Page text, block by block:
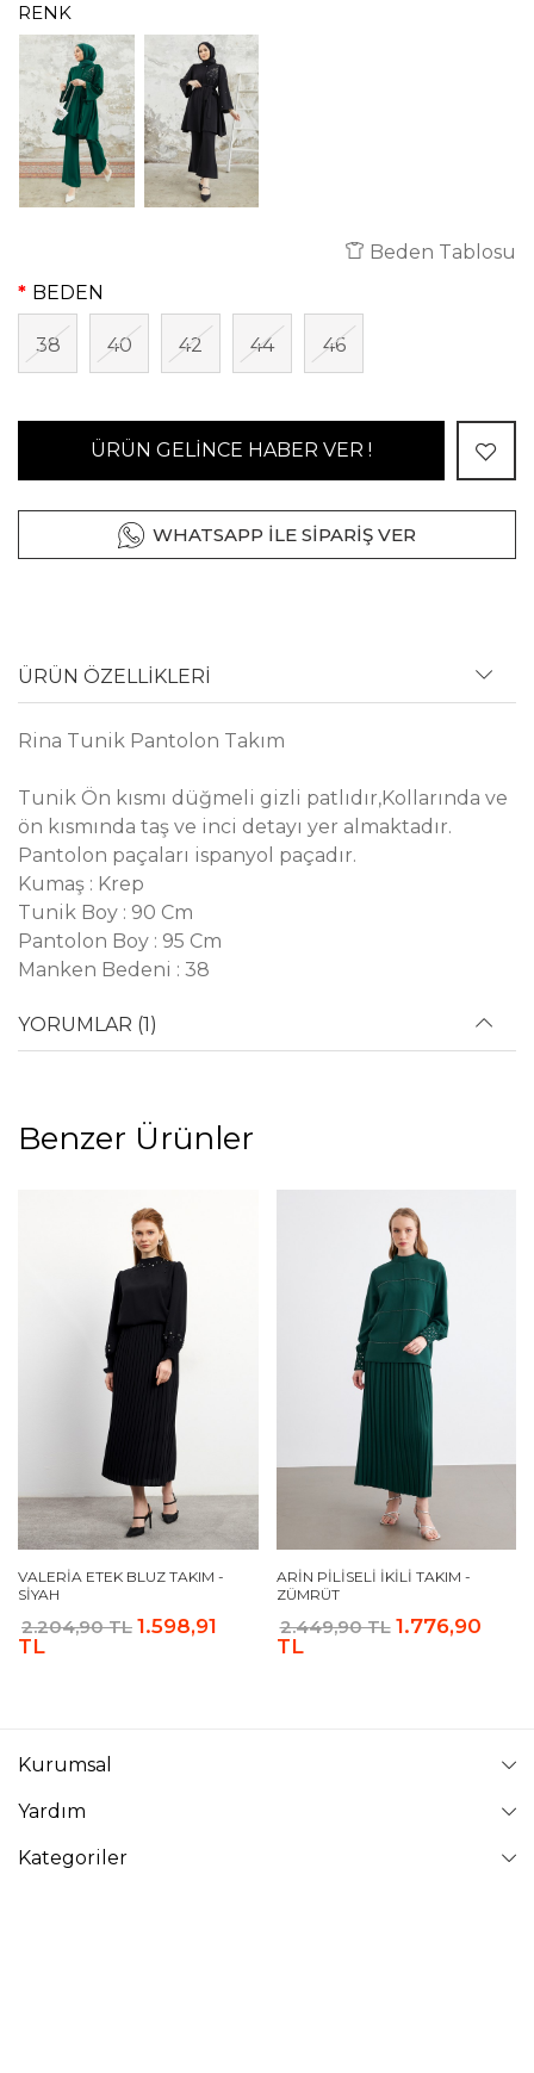
RENK
Beden Tablosu
BEDEN
38 40 42 44 46
ÜRÜN GELİNCE HABER VER !
WHATSAPP İLE SİPARİŞ VER
ÜRÜN ÖZELLİKLERİ
Rina Tunik Pantolon Takım
Tunik Ön kısmı düğmeli gizli patlıdır,Kollarında ve
ön kısmında taş ve inci detayı yer almaktadır.
Pantolon paçaları ispanyol paçadır.
Kumaş : Krep
Tunik Boy : 90 Cm
Pantolon Boy : 95 Cm
Manken Bedeni : 38
YORUMLAR (1)
Benzer Ürünler
VALERIA ETEK BLUZ TAKIM -
SIYAH
2.204,90 TL 1.598,91
TL
ARIN PILISELI İKILI TAKIM -
ZÜMRÜT
2.449,90 TL 1.776,90
TL
Kurumsal
Yardım
Kategoriler